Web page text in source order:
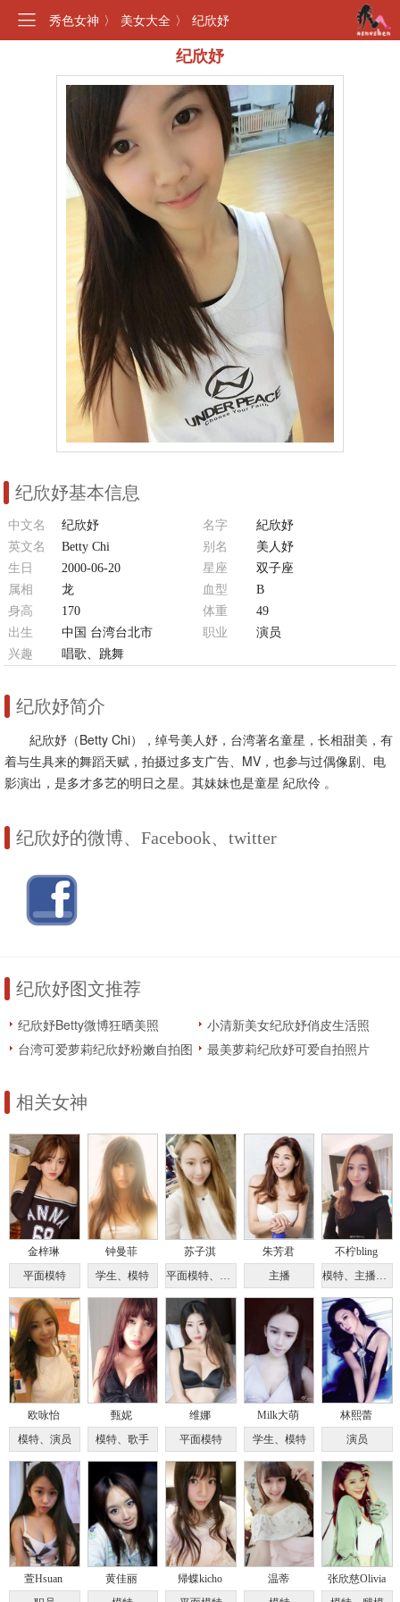
秀色女神 〉 美女大全 〉 纪欣妤
纪欣妤
纪欣妤基本信息
中文名 纪欣妤 名字
紀欣妤
英文名
Betty Chi 别名
美人妤
生日
2000-06-20 星座
双子座
属相
龙 血型
B
身高
170 体重
49
出生
中国 台湾台北市 职业
演员
兴趣
唱歌、跳舞
纪欣妤简介
紀欣妤（Betty Chi），绰号美人妤，台湾著名童星，长相甜美，有
着与生具来的舞蹈天赋，拍摄过多支广告、MV，也参与过偶像剧、电
影演出，是多才多艺的明日之星。其妹妹也是童星 紀欣伶 。
纪欣妤的微博、Facebook、twitter
纪欣妤图文推荐
纪欣妤Betty微博狂晒美照
小清新美女纪欣妤俏皮生活照
台湾可爱萝莉纪欣妤粉嫩自拍图
最美萝莉纪欣妤可爱自拍照片
相关女神
金梓琳
平面模特
钟曼菲
学生、模特
苏子淇
平面模特、主播
朱芳君
主播
不柠bling
模特、主播、古筝
欧咏怡
模特、演员
甄妮
模特、歌手
维娜
平面模特
Milk大萌
学生、模特
林熙蕾
演员
萱Hsuan
黄佳丽
帰蝶kicho
温蒂
张欣慈Olivia